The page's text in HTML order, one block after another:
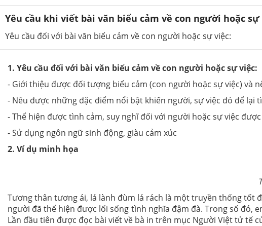
Yêu cầu khi viết bài văn biểu cảm về con người hoặc sự
Yêu cầu đối với bài văn biểu cảm về con người hoặc sự việc:
1. Yêu cầu đối với bài văn biểu cảm về con người hoặc sự việc:
- Giới thiệu được đối tượng biểu cảm (con người hoặc sự việc) và
- Nêu được những đặc điểm nổi bật khiến người, sự việc đó để lại
- Thể hiện được tình cảm, suy nghĩ đối với người hoặc sự việc
- Sử dụng ngôn ngữ sinh động, giàu cảm xúc
2. Ví dụ minh họa
Tương thân tương ái, lá lành đùm lá rách là một truyền thống tốt
người đã thể hiện được lối sống tình nghĩa đậm đà. Trong số đó,
Lần đầu tiên được đọc bài viết về bà in trên mục Người Việt tử tế